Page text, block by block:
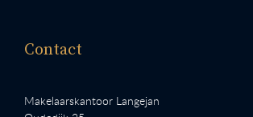
Contact
Makelaarskantoor Langejan